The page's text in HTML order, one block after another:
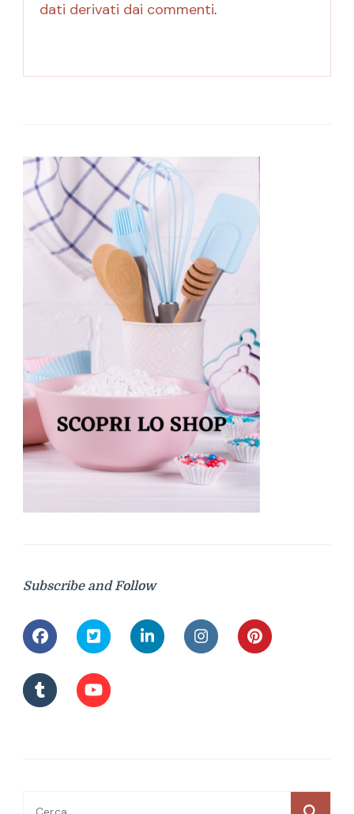
dati derivati dai commenti.
Subscribe and Follow
Ricerca